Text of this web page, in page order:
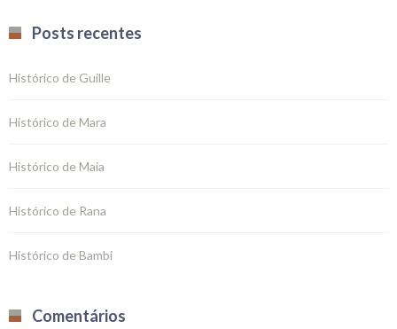
Posts recentes
Histórico de Guille
Histórico de Mara
Histórico de Maia
Histórico de Rana
Histórico de Bambi
Comentários